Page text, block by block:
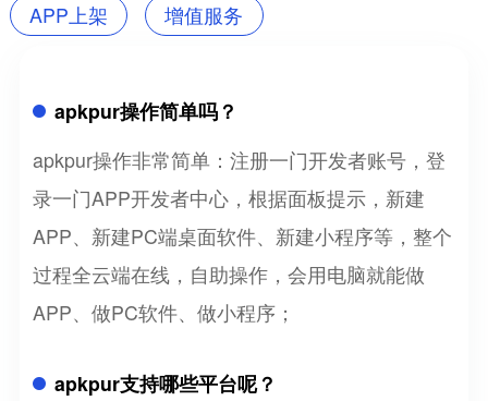
APP上架 增值服务
apkpur操作简单吗？
apkpur操作非常简单：注册一门开发者账号，登
录一门APP开发者中心，根据面板提示，新建
APP、新建PC端桌面软件、新建小程序等，整个
过程全云端在线，自助操作，会用电脑就能做
APP、做PC软件、做小程序；
apkpur支持哪些平台呢？